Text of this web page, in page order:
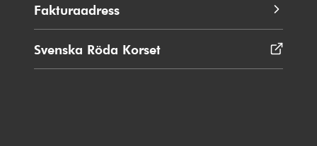
Fakturaadress
Svenska Röda Korset
i